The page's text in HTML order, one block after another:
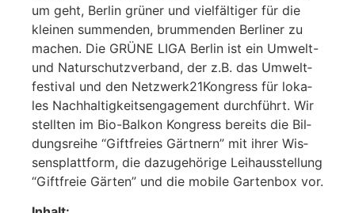
um geht, Ber­lin grü­ner und viel­fäl­ti­ger für die
klei­nen sum­men­den, brum­men­den Ber­li­ner zu
machen. Die GRÜNE LIGA Ber­lin ist ein Umwelt-
und Natur­schutz­ver­band, der z.B. das Umwelt­
fes­ti­val und den Netzwerk21Kongress für loka­
les Nach­hal­tig­keits­en­ga­ge­ment durch­führt. Wir
stell­ten im Bio-Bal­kon Kon­gress bereits die Bil­
dungs­rei­he “Gift­frei­es Gärt­nern” mit ihrer Wis­
sens­platt­form, die dazu­ge­hö­ri­ge Leihaus­stel­lung
“Gift­freie Gär­ten” und die mobi­le Gar­ten­box vor.